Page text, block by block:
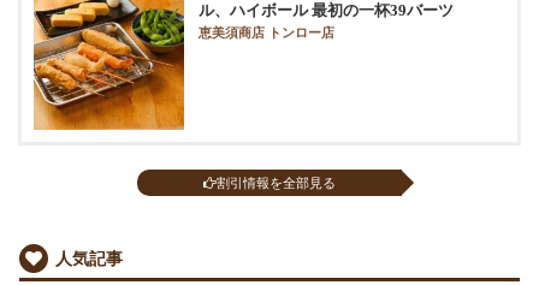
ル、ハイボール 最初の一杯39バーツ
恵美須商店 トンロー店
割引情報を全部見る
人気記事